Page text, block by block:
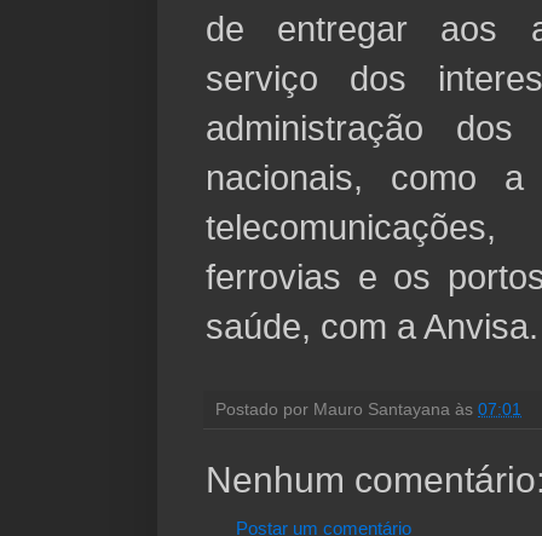
de entregar aos
serviço dos
administração dos
nacionais, como
ferrovias e os
saúde, com a Anvisa.
Postado por Mauro Santayana às 07:01
Nenhum
Postar um comentário